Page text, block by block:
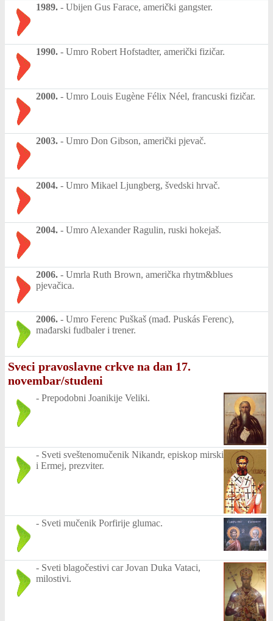
1989. - Ubijen Gus Farace, američki gangster.
1990. - Umro Robert Hofstadter, američki fizičar.
2000. - Umro Louis Eugène Félix Néel, francuski fizičar.
2003. - Umro Don Gibson, američki pjevač.
2004. - Umro Mikael Ljungberg, švedski hrvač.
2004. - Umro Alexander Ragulin, ruski hokejaš.
2006. - Umrla Ruth Brown, američka rhytm&blues
pjevačica.
2006. - Umro Ferenc Puškaš (mađ. Puskás Ferenc),
mađarski fudbaler i trener.
Sveci pravoslavne crkve na dan 17.
novembar/studeni
- Prepodobni Joanikije Veliki.
- Sveti sveštenomučenik Nikandr, episkop mirski
i Ermej, prezviter.
- Sveti mučenik Porfirije glumac.
- Sveti blagočestivi car Jovan Duka Vataci,
milostivi.